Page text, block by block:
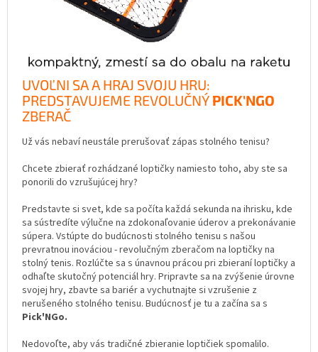
UVOĽNI SA A HRAJ SVOJU HRU:
PREDSTAVUJEME REVOLUČNÝ PICK'NGO
ZBERAČ
Už vás nebaví neustále prerušovať zápas stolného tenisu?
Chcete zbierať rozhádzané loptičky namiesto toho, aby ste sa
ponorili do vzrušujúcej hry?
Predstavte si svet, kde sa počíta každá sekunda na ihrisku, kde
sa sústredíte výlučne na zdokonaľovanie úderov a prekonávanie
súpera. Vstúpte do budúcnosti stolného tenisu s našou
prevratnou inováciou - revolučným zberačom na loptičky na
stolný tenis. Rozlúčte sa s únavnou prácou pri zbieraní loptičky a
odhaľte skutočný potenciál hry. Pripravte sa na zvýšenie úrovne
svojej hry, zbavte sa bariér a vychutnajte si vzrušenie z
nerušeného stolného tenisu. Budúcnosť je tu a začína sa s
Pick'NGo.
Nedovoľte, aby vás tradičné zbieranie loptičiek spomalilo.